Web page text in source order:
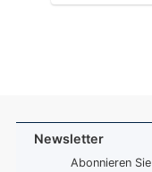
Newsletter
Abonnieren